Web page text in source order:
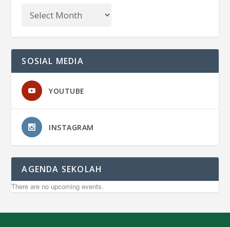
SOSIAL MEDIA
YOUTUBE
INSTAGRAM
AGENDA SEKOLAH
There are no upcoming events.